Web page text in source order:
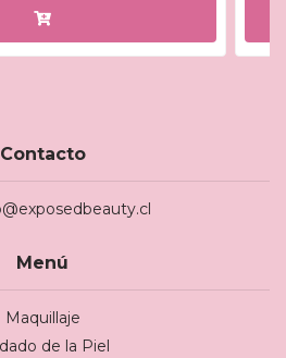
Contacto
Menú
Maquillaje
de la Piel